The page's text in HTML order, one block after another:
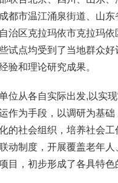
都市温江涌泉街道、山
治区克拉玛依市克拉玛
试点均受到了当地群众
验和理论研究成果。
位从各自实际出发,以实
作为手段，以调研为基
的社会组织，培养社会
动制度，开展覆盖老年
目，初步形成了各具特色